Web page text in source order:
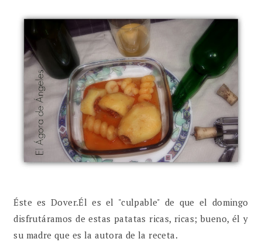
Éste es Dover.Él es el "culpable" de que el domingo
disfrutáramos de estas patatas ricas, ricas; bueno, él y
su madre que es la autora de la receta.